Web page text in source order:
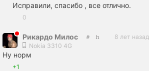
Исправили, спасибо , все отлично.
0
Рикардо Милос
8 лет назад
Nokia 3310 4G
Ну норм
+1